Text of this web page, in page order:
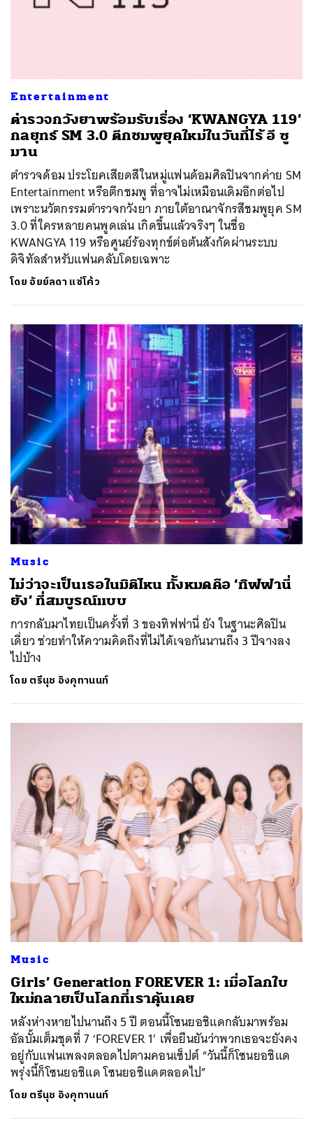
Entertainment
ตำรวจกวังยาพร้อมรับเรื่อง ‘KWANGYA 119’
กลยุทธ์ SM 3.0 ตึกชมพูยุคใหม่ในวันที่ไร้ อี ซู
มาน
ตำรวจด้อม ประโยคเสียดสีในหมู่แฟนด้อมศิลปินจากค่าย SM
Entertainment หรือตึกชมพู ที่อาจไม่เหมือนเดิมอีกต่อไป
เพราะนวัตกรรมตำรวจกวังยา ภายใต้อาณาจักรสีชมพูยุค SM
3.0 ที่ใครหลายคนพูดเล่น เกิดขึ้นแล้วจริงๆ ในชื่อ
KWANGYA 119 หรือศูนย์ร้องทุกข์ต่อต้นสังกัดผ่านระบบ
ดิจิทัลสำหรับแฟนคลับโดยเฉพาะ
โดย อัยย์ลดา แซ่โค้ว
Music
ไม่ว่าจะเป็นเธอในมิติไหน ทั้งหมดคือ ‘ทิฟฟานี่
ยัง’ ที่สมบูรณ์แบบ
การกลับมาไทยเป็นครั้งที่ 3 ของทิฟฟานี่ ยัง ในฐานะศิลปิน
เดี่ยว ช่วยทำให้ความคิดถึงที่ไม่ได้เจอกันนานถึง 3 ปีจางลง
ไปบ้าง
โดย ตรีนุช อิงคุทานนท์
Music
Girls’ Generation FOREVER 1: เมื่อโลกใบ
ใหม่กลายเป็นโลกที่เราคุ้นเคย
หลังห่างหายไปนานถึง 5 ปี ตอนนี้โซนยอชิแดกลับมาพร้อม
อัลบั้มเต็มชุดที่ 7 ‘FOREVER 1’ เพื่อยืนยันว่าพวกเธอจะยังคง
อยู่กับแฟนเพลงตลอดไปตามคอนเซ็ปต์ “วันนี้ก็โซนยอชิแด
พรุ่งนี้ก็โซนยอชิแด โซนยอชิแดตลอดไป”
โดย ตรีนุช อิงคุทานนท์